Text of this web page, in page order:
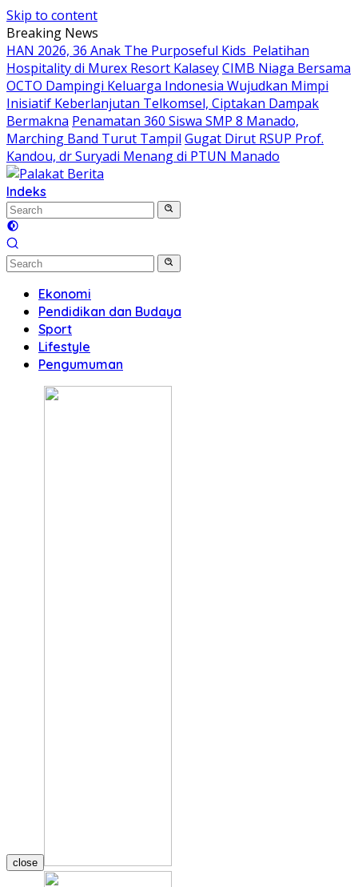
Skip to content
Breaking News
HAN 2026, 36 Anak The Purposeful Kids Pelatihan
Hospitality di Murex Resort KalaseyCIMB Niaga Bersama
OCTO Dampingi Keluarga Indonesia Wujudkan Mimpi
Inisiatif Keberlanjutan Telkomsel, Ciptakan Dampak
Bermakna Penamatan 360 Siswa SMP 8 Manado,
Marching Band Turut Tampil Gugat Dirut RSUP Prof.
Kandou, dr Suryadi Menang di PTUN Manado
Indeks
Ekonomi
Pendidikan dan Budaya
Sport
Lifestyle
Pengumuman
close